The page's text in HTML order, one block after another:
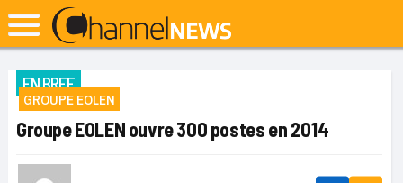
EN BREF
GROUPE EOLEN
Groupe EOLEN ouvre 300 postes en 2014